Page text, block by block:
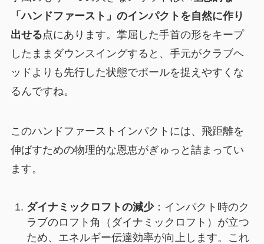
「ハンドファースト」のインパクトを自然に作り
出せる点にあります。掌屈した手首の形をキープ
したままダウンスイングすると、手元がクラブヘ
ッドよりも先行した状態でボールを捉えやすくな
るんですね。
このハンドファーストインパクトには、飛距離を
伸ばすための物理的な恩恵がぎゅっと詰まってい
ます。
ダイナミックロフトの減少：インパクト時のク
ラブのロフト角（ダイナミックロフト）が立つ
ため、エネルギー伝達効率が向上します。これ